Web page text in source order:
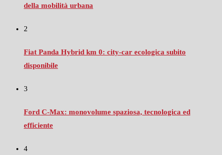
della mobilità urbana
2
Fiat Panda Hybrid km 0: city‑car ecologica subito
disponibile
3
Ford C‑Max: monovolume spaziosa, tecnologica ed
efficiente
4